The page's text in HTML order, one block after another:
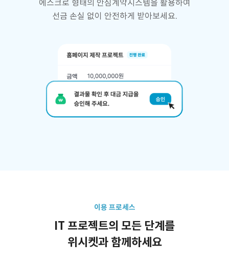
에스크로 형태의 안심계약시스템을 활용하여
선금 손실 없이 안전하게 받아보세요.
이용 프로세스
IT 프로젝트의 모든 단계를
위시켓과 함께하세요